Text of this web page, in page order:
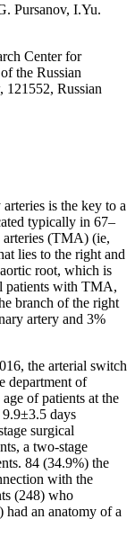
Pursanov, I.Yu.
Center for
the Russian
121552, Russian
is the key to a
typically in 67–
arteries (TMA) (ie,
lies to the right and
root, which is
patients with TMA,
branch of the right
artery and 3%
the arterial switch
department of
of patients at the
days
surgical
a two-stage
84 (34.9%) the
with the
(248) who
an anatomy of a